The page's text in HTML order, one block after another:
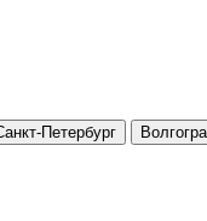
Петербург